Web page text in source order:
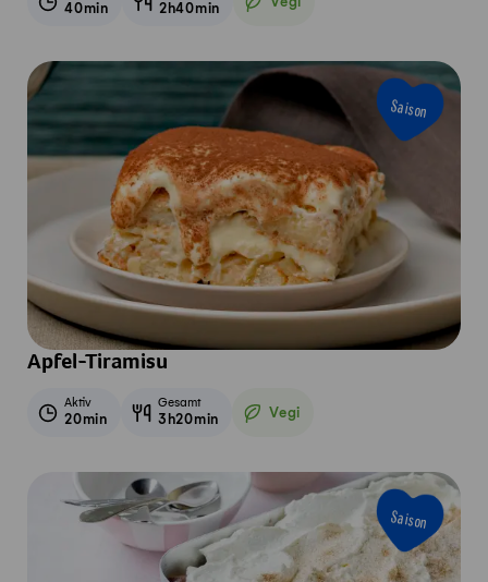
40min 2h40min Vegetarisch
Saison
Apfel-Tiramisu
Aktiv
20min
Gesamt
3h20min Vegi
Vegetarisch
Saison